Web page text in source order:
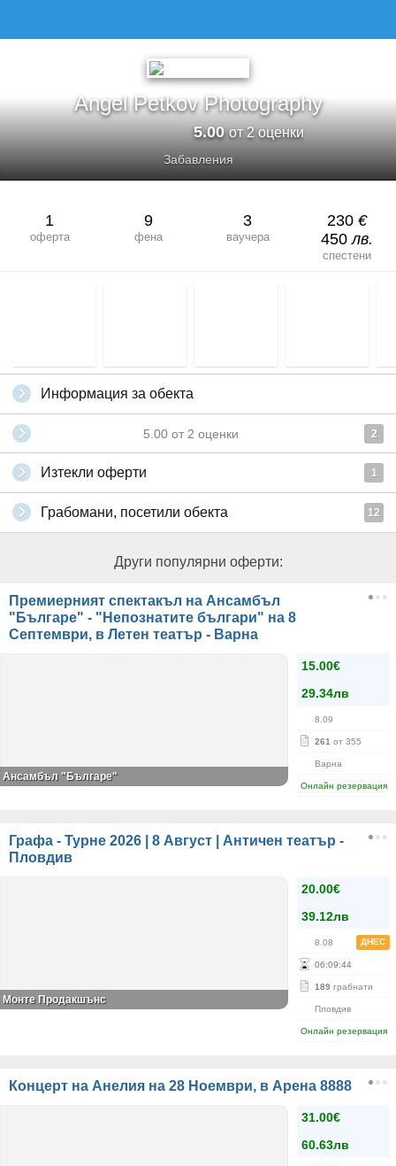
Angel Petkov Photography
5.00от 2 оценки
Забавления
1
оферта
9
фена
3
ваучера
230 €
450лв.
спестени
Информация за обекта
5.00 от 2 оценки 2
Изтекли оферти 1
Грабомани, посетили обекта 12
Други популярни оферти:
Премиерният спектакъл на Ансамбъл
"Българе" - "Непознатите българи" на 8
Септември, в Летен театър - Варна
15.00€
29.34лв
8.09
261 от 355
Варна
Онлайн резервация
Ансамбъл "Българе"
Графа - Турне 2026 | 8 Август | Античен театър -
Пловдив
20.00€
39.12лв
8.08 ДНЕС
06:09:44
189 грабнати
Пловдив
Онлайн резервация
Монте Продакшънс
Концерт на Анелия на 28 Ноември, в Арена 8888
31.00€
60.63лв